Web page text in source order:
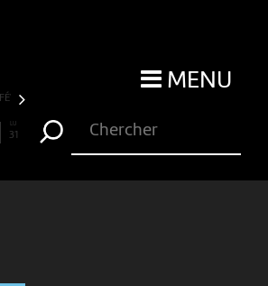
MENU
FÉVRIER
LU
31